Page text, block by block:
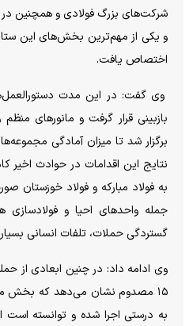
شرکت‌های بزرگ فولادی و همچنین
و یکی از مهم‌ترین بخش‌های این
اختصاص یافت.
وی گفت: در این مدت
بازبینی قرار گرفت و مانور‌های
برگزار شد تا میزان آمادگی
نتایج این اقدامات در حوادث اخیر
به فولاد مبارکه و فولاد
جمله واحد‌های احیا و فولادسازی
گستردگی حملات، تلفات انسانی
وی ادامه داد: در چنین ابعادی از
۱۵ مصدوم نشان می‌دهد که بخش
به درستی اجرا شده و توانسته است